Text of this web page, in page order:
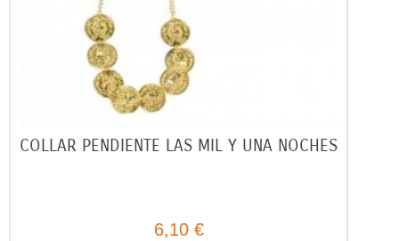
COLLAR PENDIENTE LAS MIL Y UNA NOCHES
6,10 €